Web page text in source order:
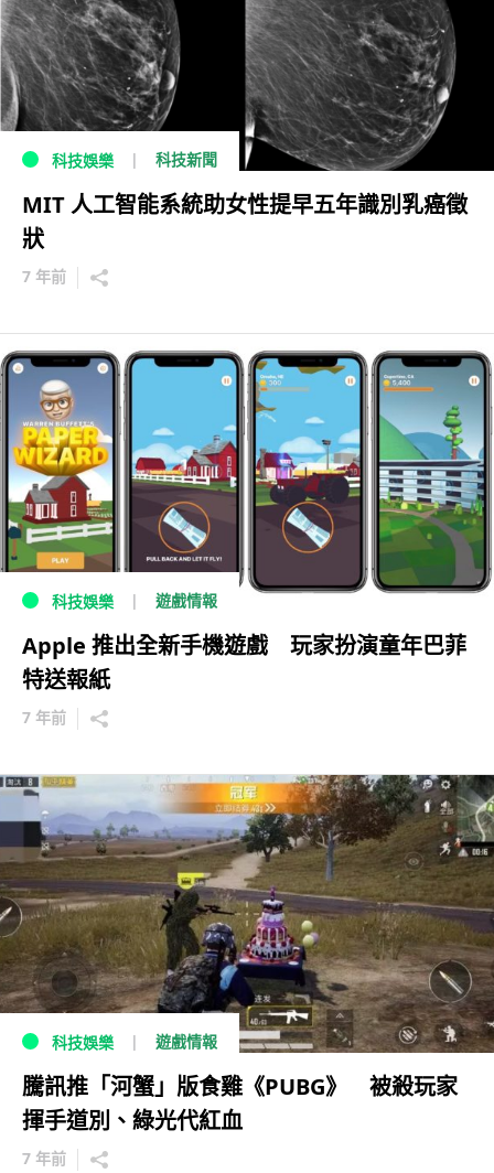
科技娛樂 科技新聞
MIT 人工智能系統助女性提早五年識別乳癌徵
狀
7 年前
科技娛樂 遊戲情報
Apple 推出全新手機遊戲 玩家扮演童年巴菲
特送報紙
7 年前
科技娛樂 遊戲情報
騰訊推「河蟹」版食雞《PUBG》 被殺玩家
揮手道別、綠光代紅血
7 年前